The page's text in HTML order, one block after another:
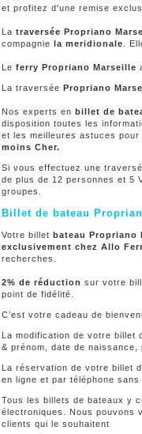
et profitez d'une remise
La traversée Propriano
compagnie la meridionale .
Le ferry Propriano Marseille
La traversée Propriano
Nos experts en billet de
disposition toutes les
et les meilleures astuces
moins Cher.
Si vous effectuez une
de plus de 12 personnes et 5
groupes.
Billet de bateau
Votre billet bateau Propriano
exclusivement chez Allo
recherches.
2% de réduction sur votre
point de fidélité.
C’est votre cadeau de
La modification de votre billet
& prénom, date de
La réservation de votre billet
en ligne et par téléphone sans
Tous les billets de bateaux y
électroniques. Nous pouvons
clients qui